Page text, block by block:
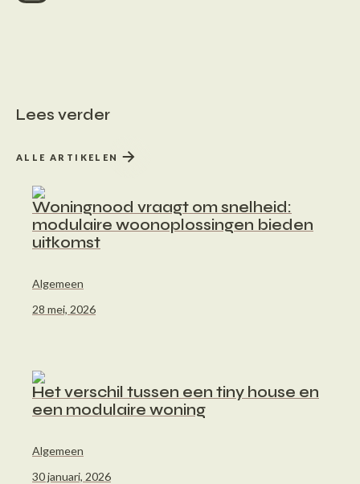
Lees verder
ALLE ARTIKELEN
Woningnood vraagt om snelheid:
modulaire woonoplossingen bieden
uitkomst
Algemeen
28 mei, 2026
Het verschil tussen een tiny house en
een modulaire woning
Algemeen
30 januari, 2026